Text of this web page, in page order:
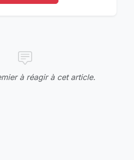
à réagir à cet article.